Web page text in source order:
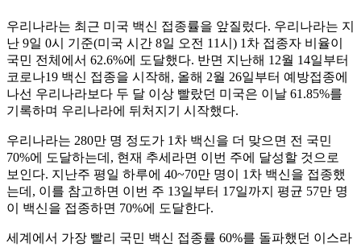
우리나라는 최근 미국 백신 접종률을 앞질렀다. 우리나라는 지
난 9일 0시 기준(미국 시간 8일 오전 11시) 1차 접종자 비율이
국민 전체에서 62.6%에 도달했다. 반면 지난해 12월 14일부터
코로나19 백신 접종을 시작해, 올해 2월 26일부터 예방접종에
나선 우리나라보다 두 달 이상 빨랐던 미국은 이날 61.85%를
기록하며 우리나라에 뒤처지기 시작했다.
우리나라는 280만 명 정도가 1차 백신을 더 맞으면 전 국민
70%에 도달하는데, 현재 추세라면 이번 주에 달성할 것으로
보인다. 지난주 평일 하루에 40~70만 명이 1차 백신을 접종했
는데, 이를 참고하면 이번 주 13일부터 17일까지 평균 57만 명
이 백신을 접종하면 70%에 도달한다.
세계에서 가장 빨리 국민 백신 접종률 60%를 돌파했던 이스라